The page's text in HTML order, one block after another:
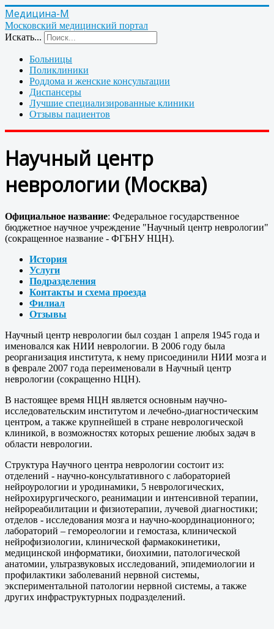
Медицина-М
Московский медицинский портал
Искать...
Больницы
Поликлиники
Роддома и женские консультации
Диспансеры
Лучшие специализированные клиники
Отзывы пациентов
Научный центр
неврологии (Москва)
Официальное название: Федеральное государственное
бюджетное научное учреждение "Научный центр неврологии"
(сокращенное название - ФГБНУ НЦН).
История
Услуги
Подразделения
Контакты и схема проезда
Филиал
Отзывы
Научный центр неврологии был создан 1 апреля 1945 года и
именовался как НИИ неврологии. В 2006 году была
реорганизация института, к нему присоединили НИИ мозга и
в феврале 2007 года переименовали в Научный центр
неврологии (сокращенно НЦН).
В настоящее время НЦН является основным научно-
исследовательским институтом и лечебно-диагностическим
центром, а также крупнейшей в стране неврологической
клиникой, в возможностях которых решение любых задач в
области неврологии.
Структура Научного центра неврологии состоит из:
отделений - научно-консультативного с лабораторией
нейроурологии и уродинамики, 5 неврологических,
нейрохирургического, реанимации и интенсивной терапии,
нейрореабилитации и физиотерапии, лучевой диагностики;
отделов - исследования мозга и научно-координационного;
лабораторий – гемореологии и гемостаза, клинической
нейрофизиологии, клинической фармакокинетики,
медицинской информатики, биохимии, патологической
анатомии, ультразвуковых исследований, эпидемиологии и
профилактики заболеваний нервной системы,
экспериментальной патологии нервной системы, а также
других инфраструктурных подразделений.